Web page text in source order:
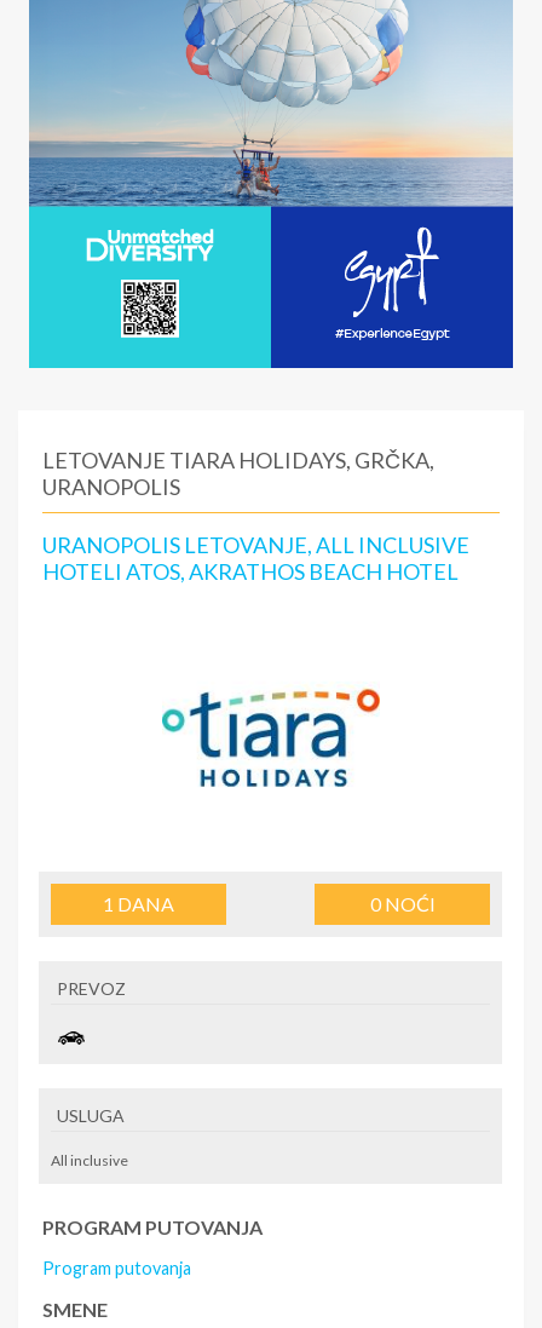
LETOVANJE TIARA HOLIDAYS, GRČKA,
URANOPOLIS
URANOPOLIS LETOVANJE, ALL INCLUSIVE
HOTELI ATOS, AKRATHOS BEACH HOTEL
1 DANA 0NOĆI
PREVOZ
USLUGA
All inclusive
PROGRAM PUTOVANJA
Program putovanja
SMENE